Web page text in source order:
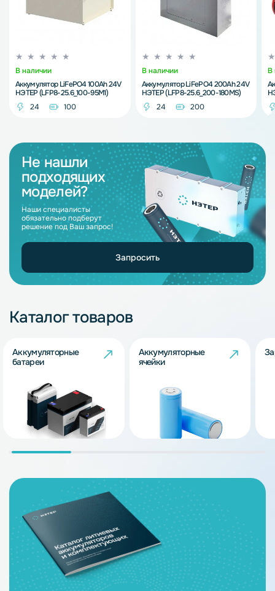
В наличии
Аккумулятор LiFePO4 100Ah 24V
НЭТЕР (LFP8-25.6_100-95M1)
24
100
В наличии
Аккумулятор LiFePO4 200Ah 24V
НЭТЕР (LFP8-25.6_200-180MS)
24
200
В
Не нашли
подходящих
моделей?
Наши специалисты
обязательно подберут
решение под Ваш запрос!
Запросить
Каталог товаров
Аккумуляторные
батареи
Аккумуляторные
ячейки